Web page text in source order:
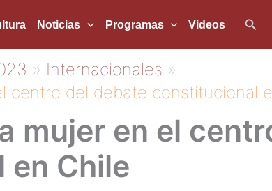
Noticias Programas Videos
Internacionales
centro del debate constitucional
mujer en el
Chile